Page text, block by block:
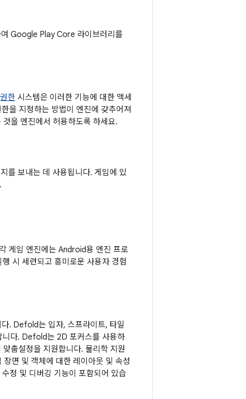
Google Play Core 라이브러리를
권한 시스템은 이러한 기능에 대한 액세
을 지정하는 방법이 엔진에 갖추어져
을 엔진에서 허용하도록 하세요.
를 보내는 데 사용됩니다. 게임에 있
게임 엔진에는 Android용 엔진 프로
시 세련되고 흥미로운 사용자 경험
. Defold는 입자, 스프라이트, 타일
니다. Defold는 2D 포커스를 사용하
춤설정을 지원합니다. 물리학 지원
면 및 객체에 대한 레이아웃 및 속성
정 및 디버깅 기능이 포함되어 있습